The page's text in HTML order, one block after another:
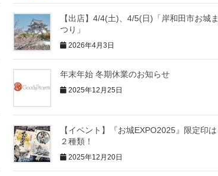
【出店】4/4(土)、4/5(日)「岸和田市お城ま
つり」
2026年4月3日
年末年始 冬期休業のお知らせ
2025年12月25日
【イベント】『お城EXPO2025』限定印は
２種類！
2025年12月20日